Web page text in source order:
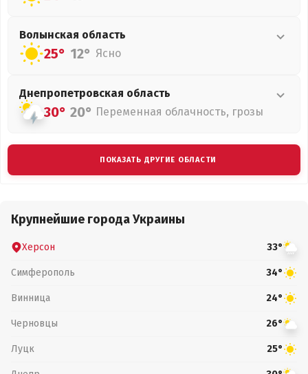
Волынская область
25° 12° Ясно
Днепропетровская область
30° 20° Переменная облачность, грозы
ПОКАЗАТЬ ДРУГИЕ ОБЛАСТИ
Крупнейшие города Украины
Херсон 33°
Симферополь 34°
Винница 24°
Черновцы 26°
Луцк 25°